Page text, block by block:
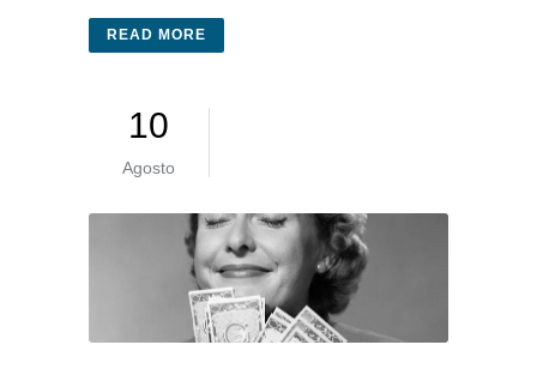
READ MORE
10
Agosto